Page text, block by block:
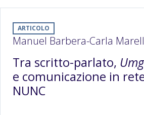
ARTICOLO
Manuel Barbera-Carla
Tra scritto-parlato,
e comunicazione in
NUNC